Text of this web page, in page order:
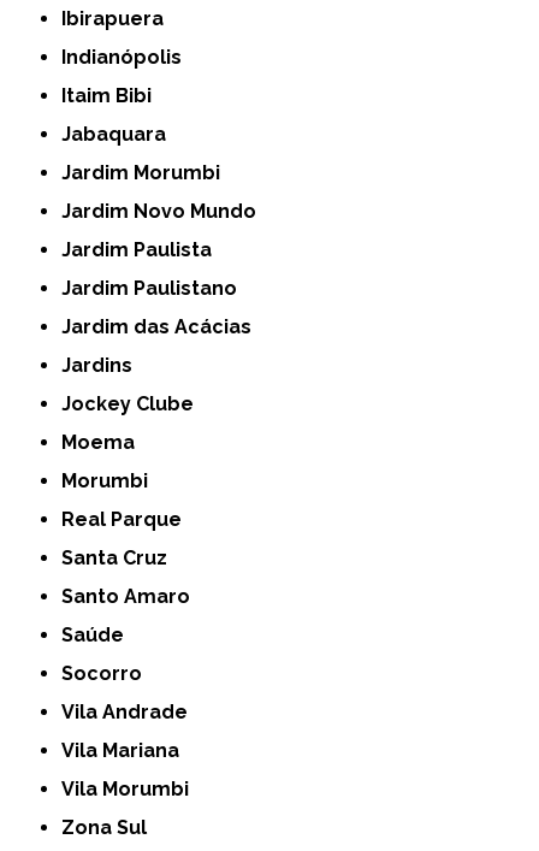
Ibirapuera
Indianópolis
Itaim Bibi
Jabaquara
Jardim Morumbi
Jardim Novo Mundo
Jardim Paulista
Jardim Paulistano
Jardim das Acácias
Jardins
Jockey Clube
Moema
Morumbi
Real Parque
Santa Cruz
Santo Amaro
Saúde
Socorro
Vila Andrade
Vila Mariana
Vila Morumbi
Zona Sul